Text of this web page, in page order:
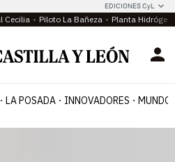
EDICIONES CyL
Cecilia Piloto La Bañeza Planta
LA POSADA INNOVADORES MUNDO